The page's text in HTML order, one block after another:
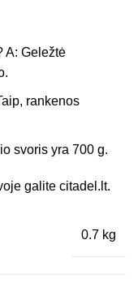
A: Geležtė
rankenos
svoris yra 700 g.
galite citadel.lt.
0.7 kg